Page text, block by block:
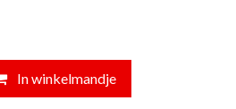
In winkelmandje